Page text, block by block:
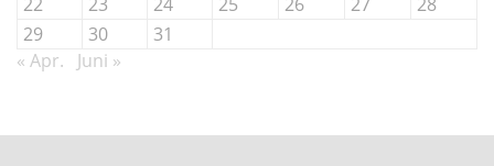
29
30
31
« Apr.
Juni »